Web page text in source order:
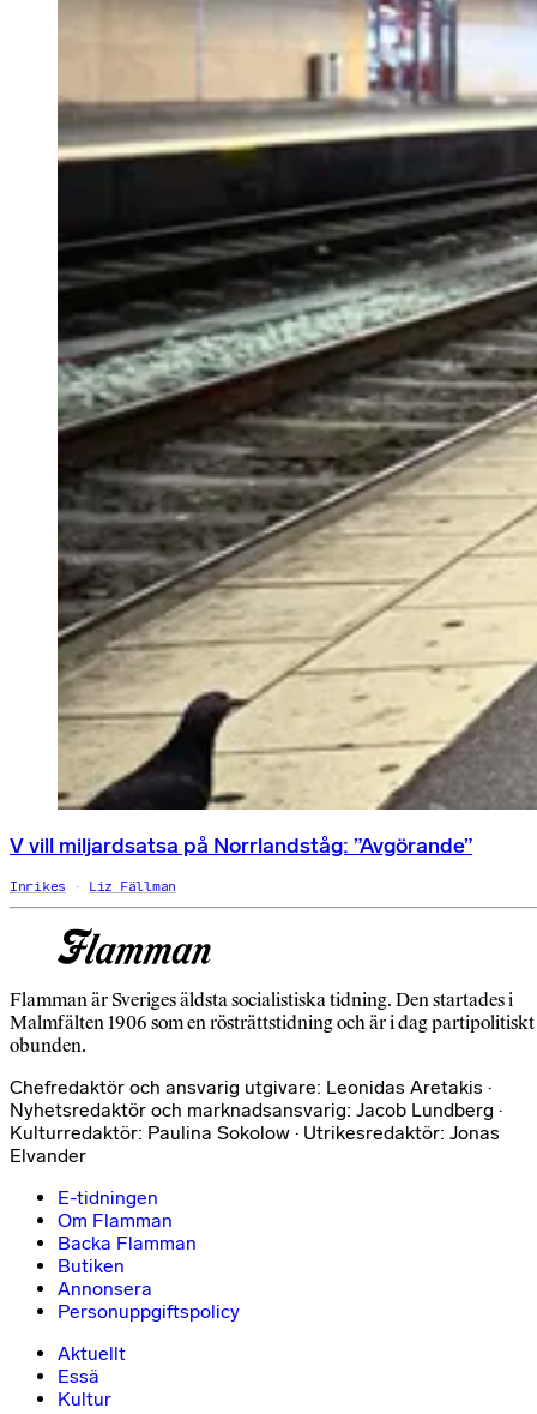
V vill miljardsatsa på Norrlandståg: ”Avgörande”
Inrikes Liz Fällman
Flamman är Sveriges äldsta socialistiska tidning. Den startades i
Malmfälten 1906 som en rösträttstidning och är i dag partipolitiskt
obunden.
Chefredaktör och ansvarig utgivare: Leonidas Aretakis ·
Nyhetsredaktör och marknadsansvarig: Jacob Lundberg ·
Kulturredaktör: Paulina Sokolow · Utrikesredaktör: Jonas
Elvander
E-tidningen
Om Flamman
Backa Flamman
Butiken
Annonsera
Personuppgiftspolicy
Aktuellt
Essä
Kultur